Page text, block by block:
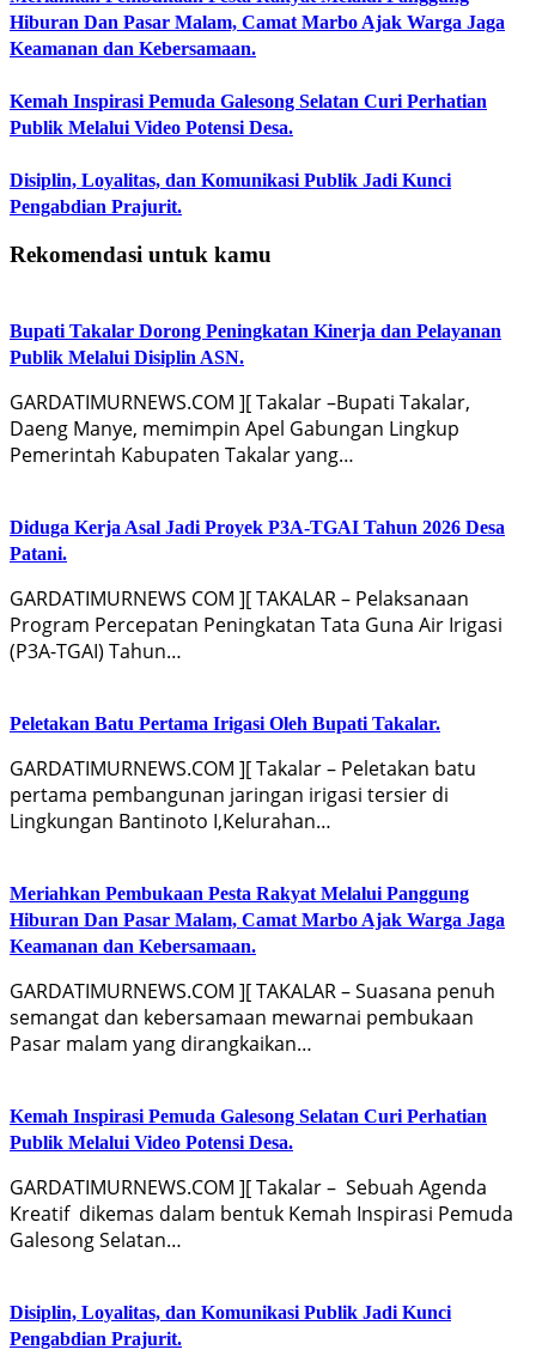
Hiburan Dan Pasar Malam, Camat Marbo Ajak Warga Jaga
Keamanan dan Kebersamaan.
Kemah Inspirasi Pemuda Galesong Selatan Curi Perhatian
Publik Melalui Video Potensi Desa.
Disiplin, Loyalitas, dan Komunikasi Publik Jadi Kunci
Pengabdian Prajurit.
Rekomendasi untuk kamu
Bupati Takalar Dorong Peningkatan Kinerja dan Pelayanan
Publik Melalui Disiplin ASN.
GARDATIMURNEWS.COM ][ Takalar –Bupati Takalar,
Daeng Manye, memimpin Apel Gabungan Lingkup
Pemerintah Kabupaten Takalar yang…
Diduga Kerja Asal Jadi Proyek P3A-TGAI Tahun 2026 Desa
Patani.
GARDATIMURNEWS COM ][ TAKALAR – Pelaksanaan
Program Percepatan Peningkatan Tata Guna Air Irigasi
(P3A-TGAI) Tahun…
Peletakan Batu Pertama Irigasi Oleh Bupati Takalar.
GARDATIMURNEWS.COM ][ Takalar – Peletakan batu
pertama pembangunan jaringan irigasi tersier di
Lingkungan Bantinoto I,Kelurahan…
Meriahkan Pembukaan Pesta Rakyat Melalui Panggung
Hiburan Dan Pasar Malam, Camat Marbo Ajak Warga Jaga
Keamanan dan Kebersamaan.
GARDATIMURNEWS.COM ][ TAKALAR – Suasana penuh
semangat dan kebersamaan mewarnai pembukaan
Pasar malam yang dirangkaikan…
Kemah Inspirasi Pemuda Galesong Selatan Curi Perhatian
Publik Melalui Video Potensi Desa.
GARDATIMURNEWS.COM ][ Takalar – Sebuah Agenda
Kreatif dikemas dalam bentuk Kemah Inspirasi Pemuda
Galesong Selatan…
Disiplin, Loyalitas, dan Komunikasi Publik Jadi Kunci
Pengabdian Prajurit.